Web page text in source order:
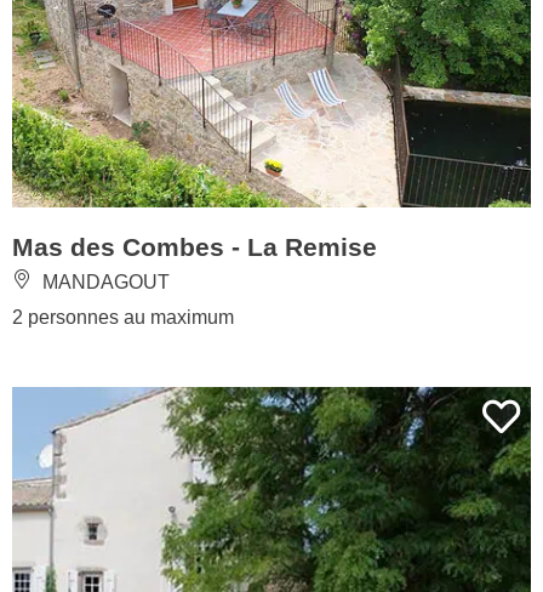
Mas des Combes - La Remise
MANDAGOUT
2 personnes au maximum